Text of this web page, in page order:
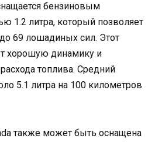
бензиновым
1.2 литра, который позволяет
69 лошадиных сил. Этот
хорошую динамику и
топлива. Средний
5.1 литра на 100 километров
также может быть оснащена